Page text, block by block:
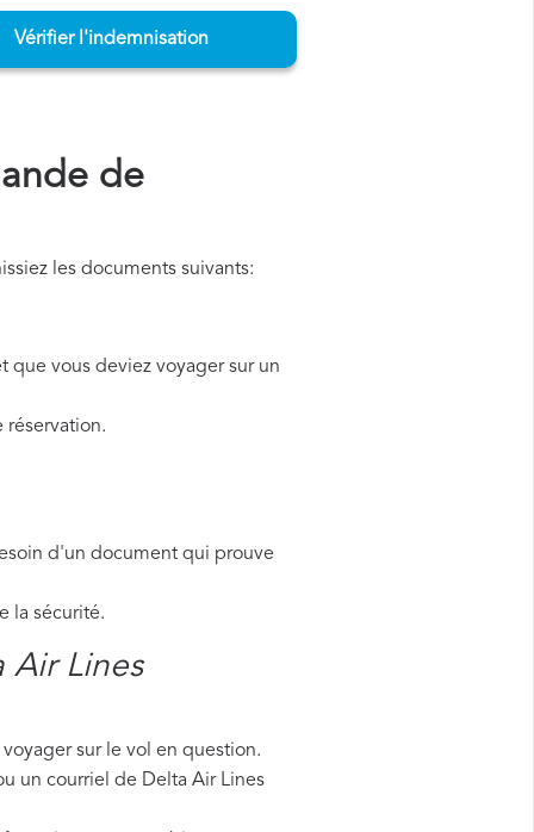
Vérifier l'indemnisation
de
les documents suivants:
que vous deviez voyager sur un
d'un document qui prouve
la sécurité.
Air Lines
sur le vol en question.
un courriel de Delta Air Lines